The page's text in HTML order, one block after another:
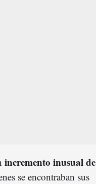
incremento inusual de
se encontraban sus